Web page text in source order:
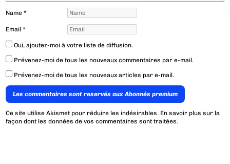
Name*
Email*
Oui, ajoutez-moi à votre liste de diffusion.
Prévenez-moi de tous les nouveaux commentaires par e-mail.
Prévenez-moi de tous les nouveaux articles par e-mail.
Les commentaires sont reservés aux Abonnés premium
Ce site utilise Akismet pour réduire les indésirables. En savoir plus sur la
façon dont les données de vos commentaires sont traitées.